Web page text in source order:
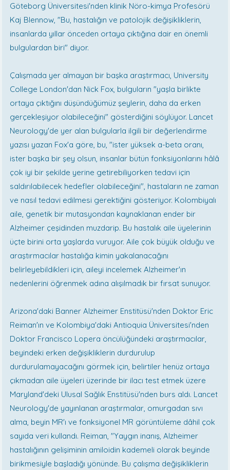
Göteborg Üniversitesi'nden klinik Nöro-kimya Profesörü
Kaj Blennow, "Bu, hastalığın ve patolojik değişikliklerin,
insanlarda yıllar önceden ortaya çıktığına dair en önemli
bulgulardan biri" diyor.
Çalışmada yer almayan bir başka araştırmacı, University
College London'dan Nick Fox, bulguların "yaşla birlikte
ortaya çıktığını düşündüğümüz şeylerin, daha da erken
gerçekleşiyor olabileceğini" gösterdiğini söylüyor. Lancet
Neurology'de yer alan bulgularla ilgili bir değerlendirme
yazısı yazan Fox'a göre, bu, "ister yüksek a-beta oranı,
ister başka bir şey olsun, insanlar bütün fonksiyonlarını hâlâ
çok iyi bir şekilde yerine getirebiliyorken tedavi için
saldırılabilecek hedefler olabileceğini", hastaların ne zaman
ve nasıl tedavi edilmesi gerektiğini gösteriyor. Kolombiyalı
aile, genetik bir mutasyondan kaynaklanan ender bir
Alzheimer çeşidinden muzdarip. Bu hastalık aile üyelerinin
üçte birini orta yaşlarda vuruyor. Aile çok büyük olduğu ve
araştırmacılar hastalığa kimin yakalanacağını
belirleyebildikleri için, aileyi incelemek Alzheimer'ın
nedenlerini öğrenmek adına alışılmadık bir fırsat sunuyor.
Arizona'daki Banner Alzheimer Enstitüsü'nden Doktor Eric
Reiman'ın ve Kolombiya'daki Antioquia Üniversitesi'nden
Doktor Francisco Lopera öncülüğündeki araştırmacılar,
beyindeki erken değişikliklerin durdurulup
durdurulamayacağını görmek için, belirtiler henüz ortaya
çıkmadan aile üyeleri üzerinde bir ilacı test etmek üzere
Maryland'deki Ulusal Sağlık Enstitüsü'nden burs aldı. Lancet
Neurology'de yayınlanan araştırmalar, omurgadan sıvı
alma, beyin MR'ı ve fonksiyonel MR görüntüleme dâhil çok
sayıda veri kullandı. Reiman, "Yaygın inanış, Alzheimer
hastalığının gelişiminin amiloidin kademeli olarak beyinde
birikmesiyle başladığı yönünde. Bu çalışma değişikliklerin